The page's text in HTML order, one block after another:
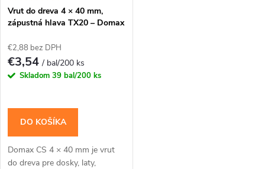
Vrut do dreva 4 × 40 mm,
zápustná hlava TX20 – Domax
€2,88 bez DPH
€3,54/ bal/200 ks
Skladom 39 bal/200 ks
DO KOŠÍKA
Domax CS 4 × 40 mm je vrut
do dreva pre dosky, laty,